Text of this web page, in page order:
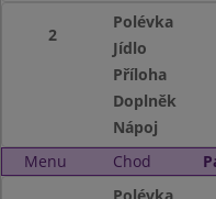
2
Polévka
Jídlo
Příloha
Doplněk
Nápoj
Menu
Chod